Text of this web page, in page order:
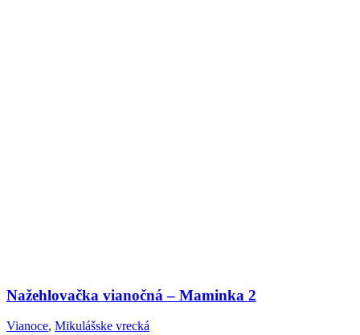
Nažehlovačka vianočná – Maminka 2
Vianoce, Mikulášske vrecká